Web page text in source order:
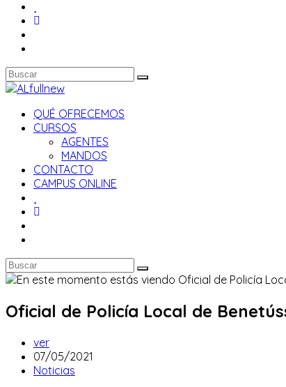
QUÉ OFRECEMOS
CURSOS
AGENTES
MANDOS
CONTACTO
CAMPUS ONLINE
Oficial de Policía Local de
Autor
de
la
ver
Publicación
de
07/05/2021
Categoría
Noticias